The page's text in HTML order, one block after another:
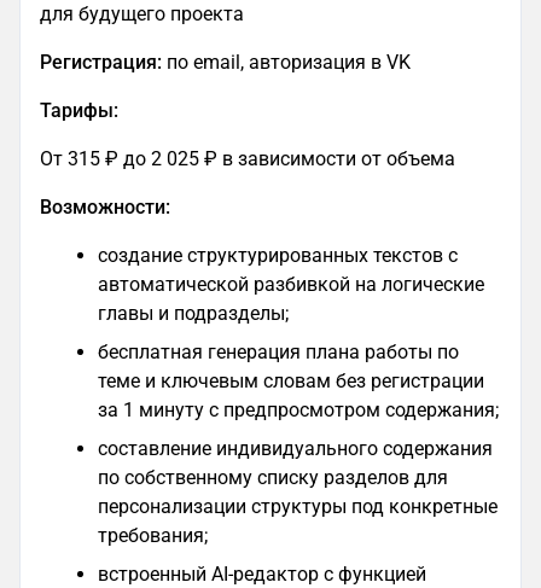
для будущего проекта
Регистрация: по email, авторизация в VK
Тарифы:
От 315 ₽ до 2 025 ₽ в зависимости от объема
Возможности:
создание структурированных текстов с
автоматической разбивкой на логические
главы и подразделы;​
бесплатная генерация плана работы по
теме и ключевым словам без регистрации
за 1 минуту с предпросмотром содержания;​
составление индивидуального содержания
по собственному списку разделов для
персонализации структуры под конкретные
требования;​
встроенный AI-редактор с функцией